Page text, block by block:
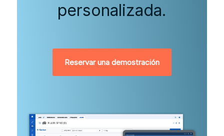
personalizada.
Reservar una demostración